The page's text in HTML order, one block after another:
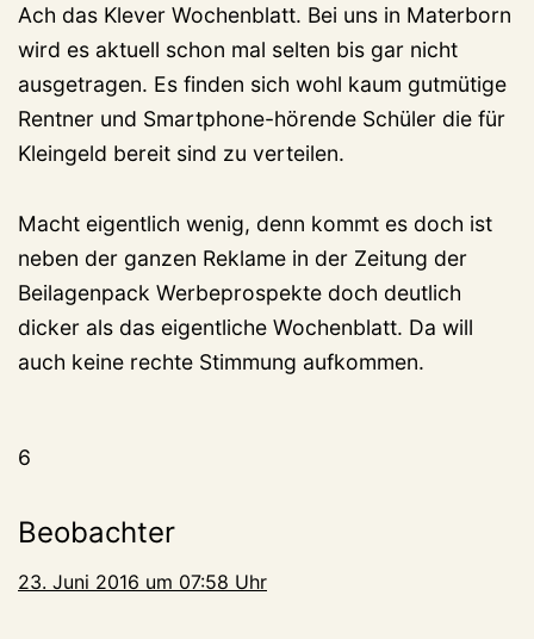
Ach das Klever Wochenblatt. Bei uns in Materborn
wird es aktuell schon mal selten bis gar nicht
ausgetragen. Es finden sich wohl kaum gutmütige
Rentner und Smartphone-hörende Schüler die für
Kleingeld bereit sind zu verteilen.
Macht eigentlich wenig, denn kommt es doch ist
neben der ganzen Reklame in der Zeitung der
Beilagenpack Werbeprospekte doch deutlich
dicker als das eigentliche Wochenblatt. Da will
auch keine rechte Stimmung aufkommen.
6
Beobachter
23. Juni 2016 um 07:58 Uhr